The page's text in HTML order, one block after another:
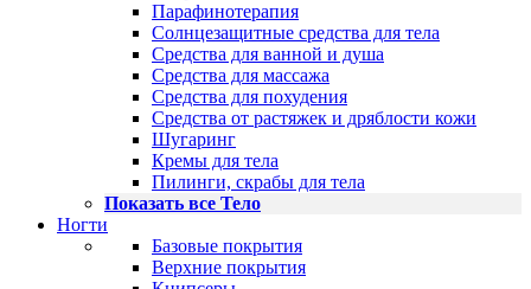
Парафинотерапия
Солнцезащитные средства для тела
Средства для ванной и душа
Средства для массажа
Средства для похудения
Средства от растяжек и дряблости кожи
Шугаринг
Кремы для тела
Пилинги, скрабы для тела
Показать все Тело
Ногти
Базовые покрытия
Верхние покрытия